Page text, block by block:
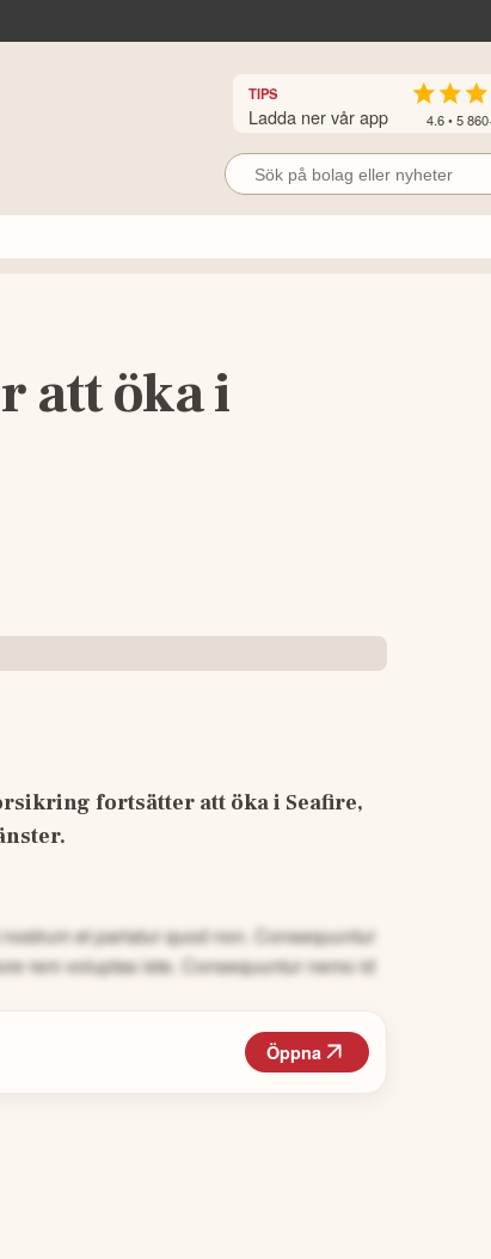
TIPS
Ladda ner vår app 4.6 • 5
att öka i
fortsätter att öka i Seafire,
et pariatur quod non. Consequuntur
rem voluptas iste. Consequuntur nemo id
Öppna